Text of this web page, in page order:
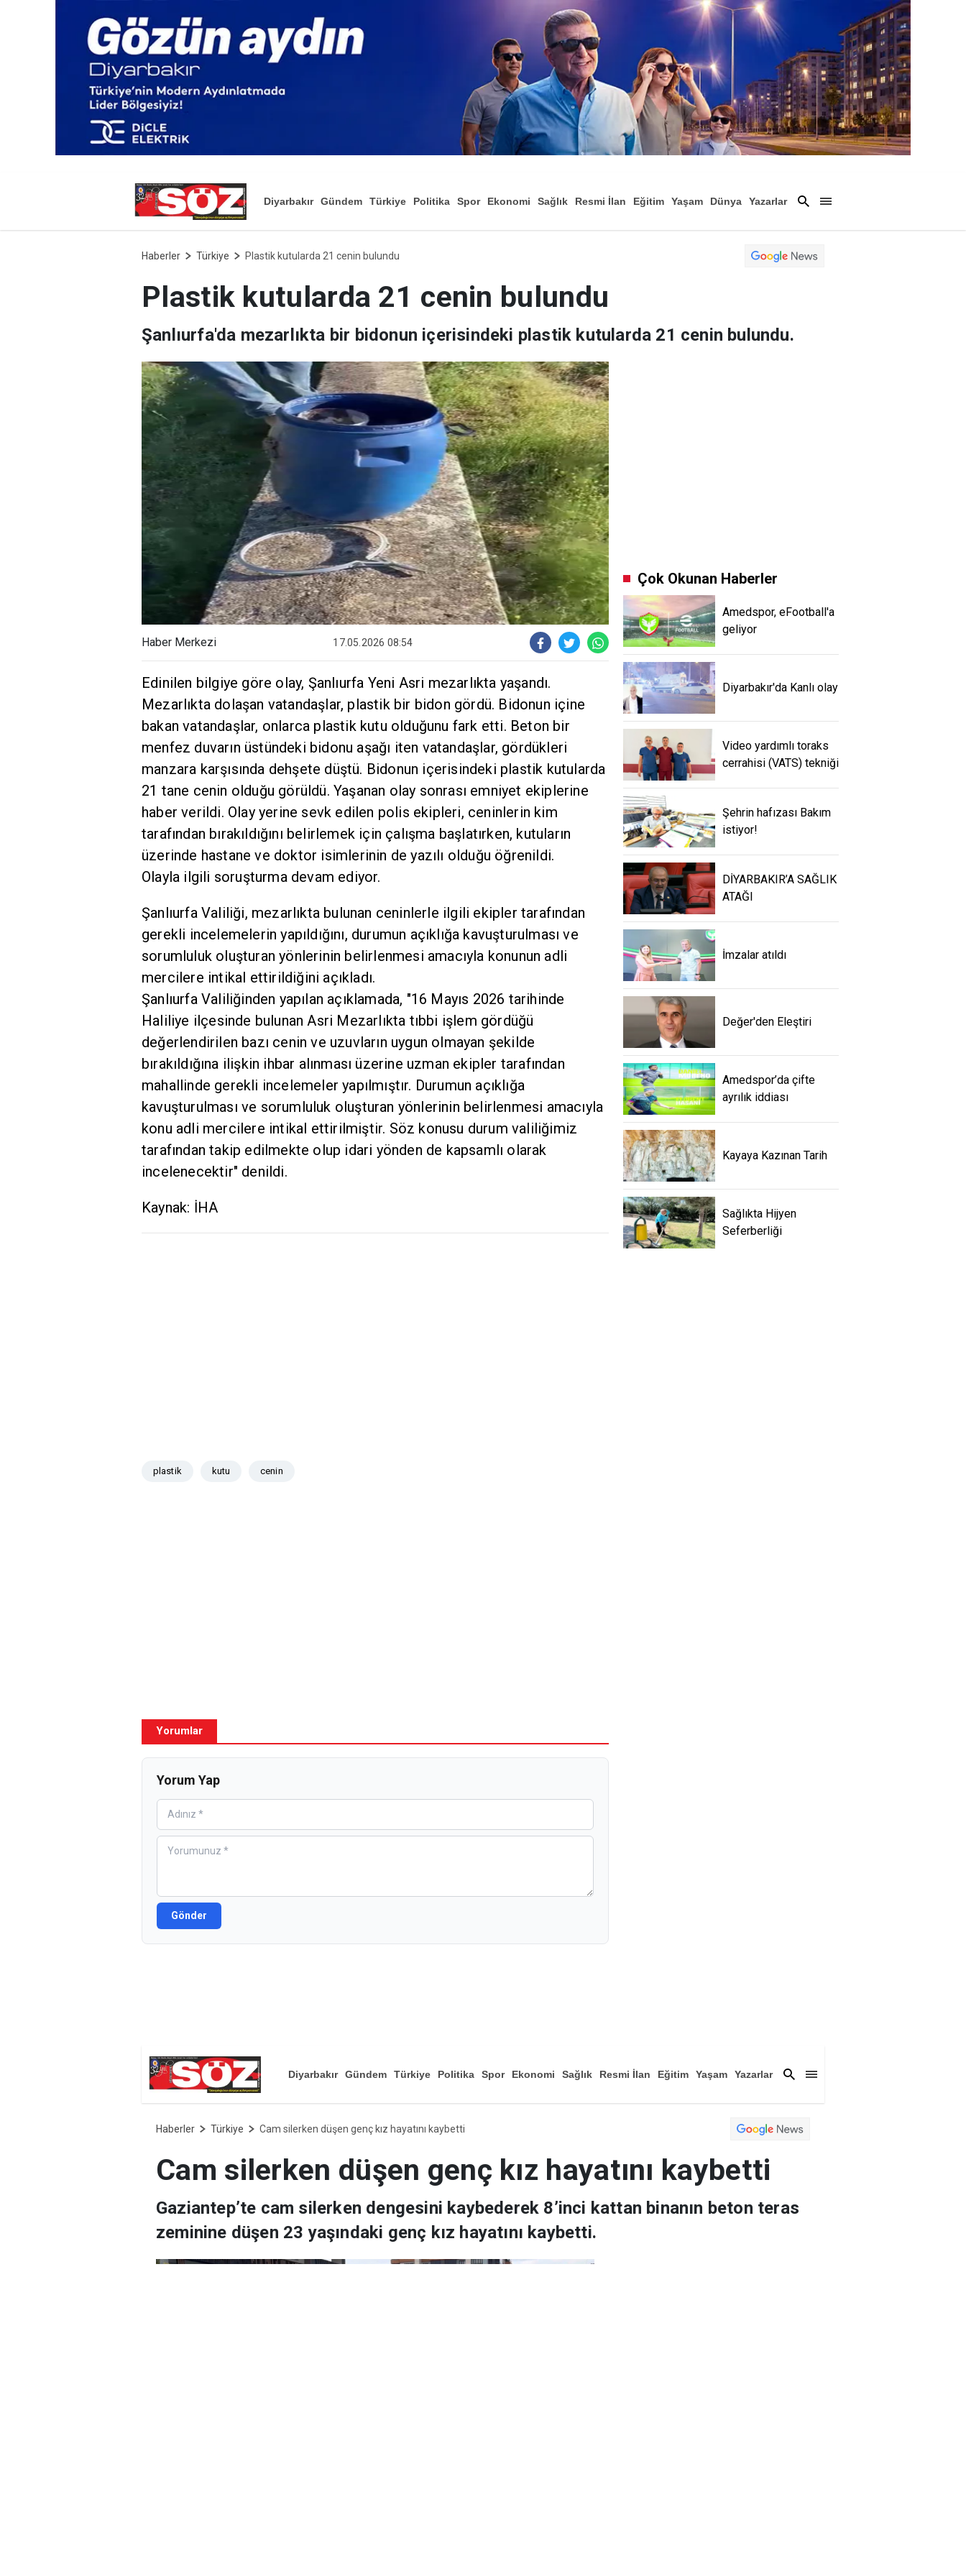
Diyarbakır Gündem Türkiye Politika Spor Ekonomi Sağlık Resmi İlan Eğitim Yaşam
Dünya
Yazarlar
Haberler Türkiye Plastik kutularda 21 cenin bulundu
Plastik kutularda 21 cenin bulundu
Şanlıurfa'da mezarlıkta bir bidonun içerisindeki plastik kutularda 21 cenin bulundu.
Haber Merkezi 17.05.2026 08:54
Edinilen bilgiye göre olay, Şanlıurfa Yeni Asri mezarlıkta yaşandı.
Mezarlıkta dolaşan vatandaşlar, plastik bir bidon gördü. Bidonun içine
bakan vatandaşlar, onlarca plastik kutu olduğunu fark etti. Beton bir
menfez duvarın üstündeki bidonu aşağı iten vatandaşlar, gördükleri
manzara karşısında dehşete düştü. Bidonun içerisindeki plastik kutularda
21 tane cenin olduğu görüldü. Yaşanan olay sonrası emniyet ekiplerine
haber verildi. Olay yerine sevk edilen polis ekipleri, ceninlerin kim
tarafından bırakıldığını belirlemek için çalışma başlatırken, kutuların
üzerinde hastane ve doktor isimlerinin de yazılı olduğu öğrenildi.
Olayla ilgili soruşturma devam ediyor.
Şanlıurfa Valiliği, mezarlıkta bulunan ceninlerle ilgili ekipler tarafından
gerekli incelemelerin yapıldığını, durumun açıklığa kavuşturulması ve
sorumluluk oluşturan yönlerinin belirlenmesi amacıyla konunun adli
mercilere intikal ettirildiğini açıkladı.
Şanlıurfa Valiliğinden yapılan açıklamada, "16 Mayıs 2026 tarihinde
Haliliye ilçesinde bulunan Asri Mezarlıkta tıbbi işlem gördüğü
değerlendirilen bazı cenin ve uzuvların uygun olmayan şekilde
bırakıldığına ilişkin ihbar alınması üzerine uzman ekipler tarafından
mahallinde gerekli incelemeler yapılmıştır. Durumun açıklığa
kavuşturulması ve sorumluluk oluşturan yönlerinin belirlenmesi amacıyla
konu adli mercilere intikal ettirilmiştir. Söz konusu durum valiliğimiz
tarafından takip edilmekte olup idari yönden de kapsamlı olarak
incelenecektir" denildi.
Kaynak: İHA
plastik kutu cenin
Yorumlar
Yorum Yap
Gönder
Çok Okunan Haberler
Amedspor, eFootball'a
geliyor
Diyarbakır'da Kanlı olay
Video yardımlı toraks
cerrahisi (VATS) tekniği
Şehrin hafızası Bakım
istiyor!
DİYARBAKIR’A SAĞLIK
ATAĞI
İmzalar atıldı
Değer'den Eleştiri
Amedspor’da çifte
ayrılık iddiası
Kayaya Kazınan Tarih
Sağlıkta Hijyen
Seferberliği
Haberler Türkiye Cam silerken düşen genç kız hayatını kaybetti
Cam silerken düşen genç kız hayatını kaybetti
Gaziantep’te cam silerken dengesini kaybederek 8’inci kattan binanın beton teras